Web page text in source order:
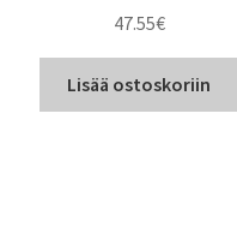
47.55€
Lisää ostoskoriin